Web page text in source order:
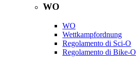
WO
WO
Wettkampfordnung
Regolamento di Sci-O
Regolamento di Bike-O